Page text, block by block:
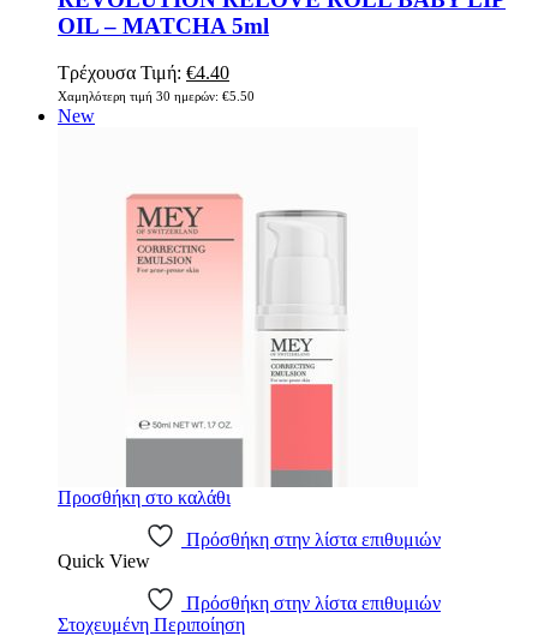
OIL – MATCHA 5ml
Τρέχουσα Τιμή: Original
price
€4.40Η
τρέχουσα
Χαμηλότερη τιμή 30 ημερών: €5.50
New
Προσθήκη στο καλάθι
Πρόσθήκη στην λίστα επιθυμιών
Quick View
Πρόσθήκη στην λίστα επιθυμιών
Στοχευμένη Περιποίηση